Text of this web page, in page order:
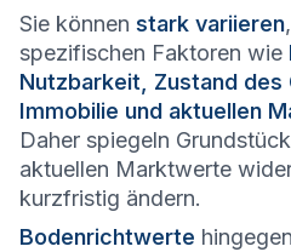
Sie können stark variieren
spezifischen Faktoren wie
Nutzbarkeit, Zustand des
Immobilie und aktuellen
Daher spiegeln
aktuellen Marktwerte
kurzfristig ändern.
Bodenrichtwerte